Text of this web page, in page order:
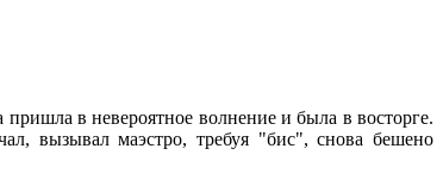
в невероятное волнение и была в восторге.
вызывал маэстро, требуя "бис", снова бешено